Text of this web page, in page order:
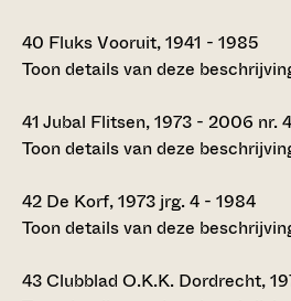
40 Fluks Vooruit, 1941 - 1985
Toon details van deze
41 Jubal Flitsen, 1973 - 2006 nr.
Toon details van deze
42 De Korf, 1973 jrg. 4 - 1984
Toon details van deze
43Clubblad O.K.K. Dordrecht,